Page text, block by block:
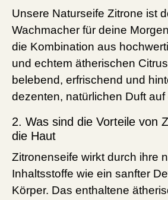
Unsere Naturseife Zitrone ist
Wachmacher für deine
die Kombination aus
und echtem ätherischen
belebend, erfrischend und
dezenten, natürlichen Duft auf
2. Was sind die Vorteile von
die Haut
Zitronenseife wirkt durch ihre
Inhaltsstoffe wie ein sanfter
Körper. Das enthaltene